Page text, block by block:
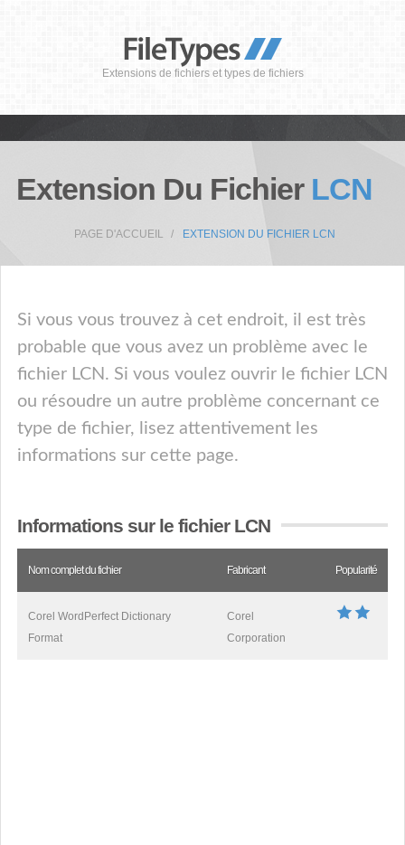
Extensions de fichiers et types de fichiers
Extension Du Fichier LCN
PAGE D'ACCUEIL EXTENSION DU FICHIER LCN
Si vous vous trouvez à cet endroit, il est très
probable que vous avez un problème avec le
fichier LCN. Si vous voulez ouvrir le fichier LCN
ou résoudre un autre problème concernant ce
type de fichier, lisez attentivement les
informations sur cette page.
Informations sur le fichier LCN
Nom complet du fichier Fabricant Popularité
Corel WordPerfect Dictionary
Format
Corel
Corporation